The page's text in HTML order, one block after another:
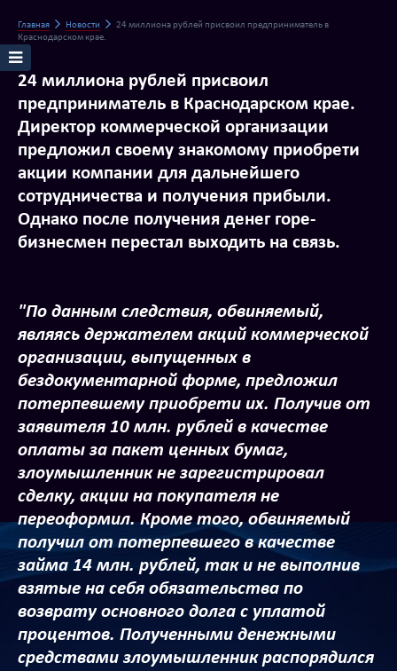
Главная Новости
24 миллиона рублей присвоил предприниматель в
Краснодарском крае.
24 миллиона рублей присвоил
предприниматель в Краснодарском крае.
Директор коммерческой организации
предложил своему знакомому приобрети
акции компании для дальнейшего
сотрудничества и получения прибыли.
Однако после получения денег горе-
бизнесмен перестал выходить на связь.
"По данным следствия, обвиняемый,
являясь держателем акций коммерческой
организации, выпущенных в
бездокументарной форме, предложил
потерпевшему приобрети их. Получив от
заявителя 10 млн. рублей в качестве
оплаты за пакет ценных бумаг,
злоумышленник не зарегистрировал
сделку, акции на покупателя не
переоформил. Кроме того, обвиняемый
получил от потерпевшего в качестве
займа 14 млн. рублей, так и не выполнив
взятые на себя обязательства по
возврату основного долга с уплатой
процентов. Полученными денежными
средствами злоумышленник распорядился